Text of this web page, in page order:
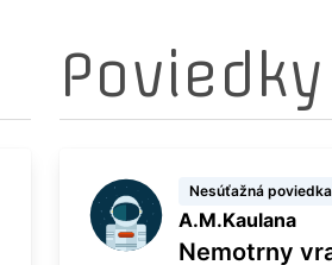
Poviedky
Nesúťažná poviedka
A.M.Kaulana
Nemotrny